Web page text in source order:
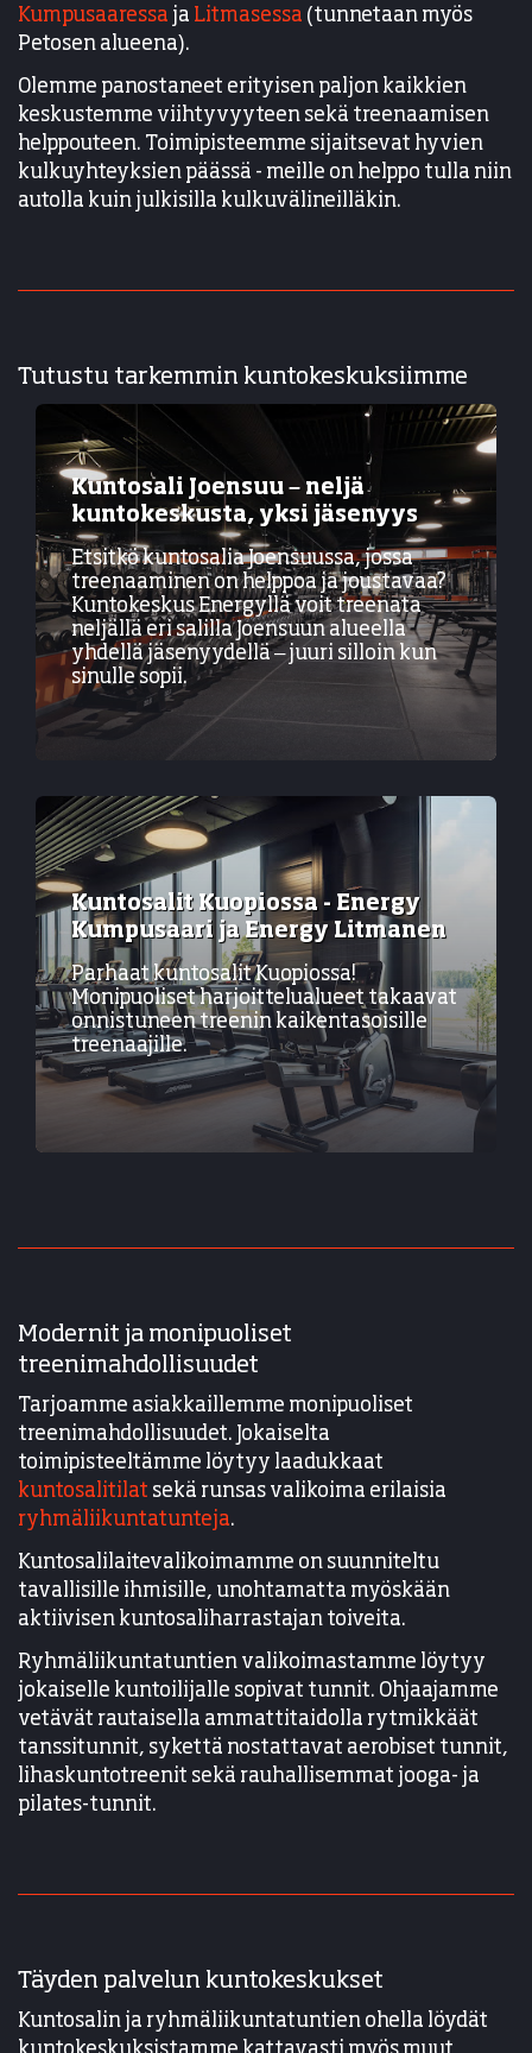
Kumpusaaressa ja Litmasessa (tunnetaan myös
Petosen alueena).
Olemme panostaneet erityisen paljon kaikkien
keskustemme viihtyvyyteen sekä treenaamisen
helppouteen. Toimipisteemme sijaitsevat hyvien
kulkuyhteyksien päässä - meille on helppo tulla niin
autolla kuin julkisilla kulkuvälineilläkin.
Tutustu tarkemmin kuntokeskuksiimme
Kuntosali Joensuu – neljä
kuntokeskusta, yksi jäsenyys
Etsitkö kuntosalia Joensuussa, jossa
treenaaminen on helppoa ja joustavaa?
Kuntokeskus Energyllä voit treenata
neljällä eri salilla Joensuun alueella
yhdellä jäsenyydellä – juuri silloin kun
sinulle sopii.
Kuntosalit Kuopiossa - Energy
Kumpusaari ja Energy Litmanen
Parhaat kuntosalit Kuopiossa!
Monipuoliset harjoittelualueet takaavat
onnistuneen treenin kaikentasoisille
treenaajille.
Modernit ja monipuoliset
treenimahdollisuudet
Tarjoamme asiakkaillemme monipuoliset
treenimahdollisuudet. Jokaiselta
toimipisteeltämme löytyy laadukkaat
kuntosalitilat sekä runsas valikoima erilaisia
ryhmäliikuntatunteja.
Kuntosalilaitevalikoimamme on suunniteltu
tavallisille ihmisille, unohtamatta myöskään
aktiivisen kuntosaliharrastajan toiveita.
Ryhmäliikuntatuntien valikoimastamme löytyy
jokaiselle kuntoilijalle sopivat tunnit. Ohjaajamme
vetävät rautaisella ammattitaidolla rytmikkäät
tanssitunnit, sykettä nostattavat aerobiset tunnit,
lihaskuntotreenit sekä rauhallisemmat jooga- ja
pilates-tunnit.
Täyden palvelun kuntokeskukset
Kuntosalin ja ryhmäliikuntatuntien ohella löydät